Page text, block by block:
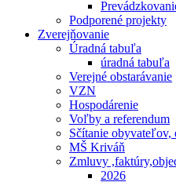
Podporené projekty
Zverejňovanie
Úradná tabuľa
úradná tabuľa
Verejné obstarávanie
VZN
Hospodárenie
Voľby a referendum
Sčítanie obyvateľov,
MŠ Kriváň
Zmluvy
2026